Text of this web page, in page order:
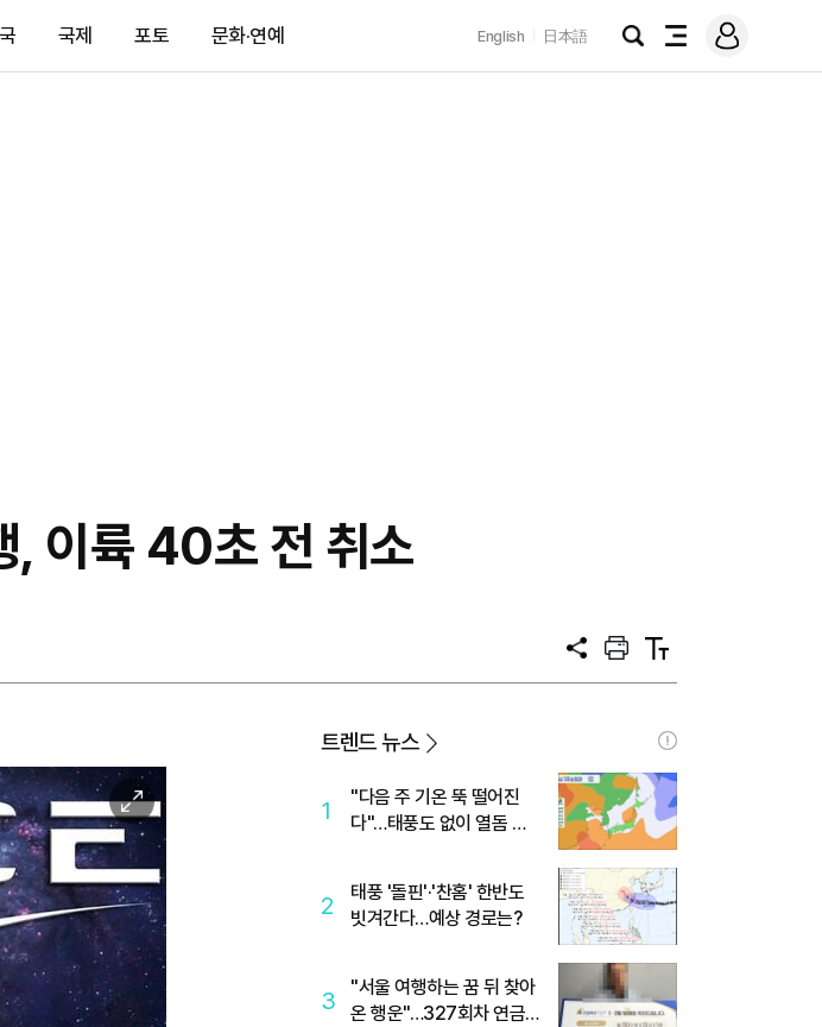
국제 포토 문화·연예 English 日本語
검
전
메
그
, 이륙 40초 전 취소
공
프
트
텍
트
이
미
지
확
대
트렌드 뉴스
1
"다음 주 기온 뚝 떨어진
다"…태풍도 없이 열돔 박
2
태풍 '돌핀'·'찬홈' 한반도
빗겨간다…예상 경로는?
3
"서울 여행하는 꿈 뒤 찾아
온 행운"…327회차 연금